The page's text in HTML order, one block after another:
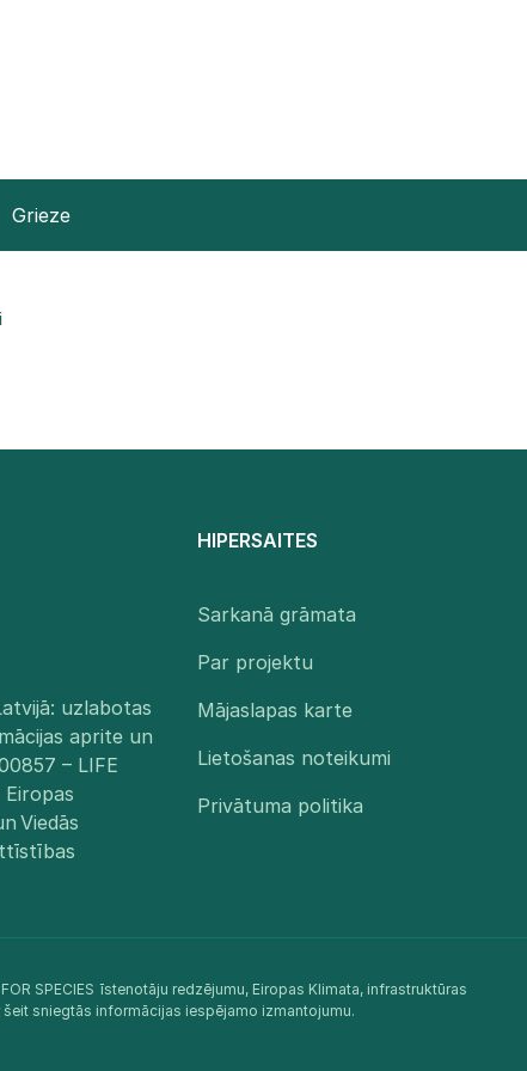
Grieze
uzlabotas
aprite un
– LIFE
Viedās
HIPERSAITES
Sarkanā grāmata
Par projektu
Mājaslapas karte
Lietošanas noteikumi
Privātuma politika
SPECIES īstenotāju redzējumu, Eiropas Klimata, infrastruktūras
sniegtās informācijas iespējamo izmantojumu.​